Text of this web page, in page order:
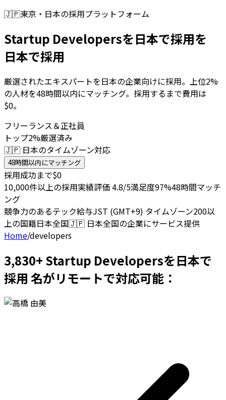
🇯🇵東京・日本の採用プラットフォーム
Startup Developersを日本で採用を
日本で採用
厳選されたエキスパートを日本の企業向けに採用。上位2%
の人材を48時間以内にマッチング。採用するまで費用は
$0。
フリーランス＆正社員
トップ2%厳選済み
🇯🇵 日本のタイムゾーン対応
48時間以内にマッチング
採用成功まで$0
10,000件以上の採用実績評価 4.8/5満足度97%48時間マッチ
ング
競争力のあるテック給与JST (GMT+9) タイムゾーン200以
上の国籍日本全国🇯🇵 日本全国の企業にサービス提供
Home/developers
3,830+ Startup Developersを日本で
採用 名がリモートで対応可能：